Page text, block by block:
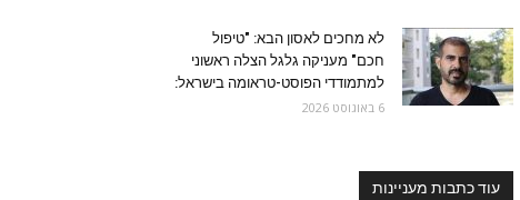
לא מחכים לאסון הבא: "טיפול
חכם" מעניקה גלגל הצלה ראשוני
למתמודדי הפוסט-טראומה בישראל:
6 באוגוסט 2026
עוד כתבות מעניינות